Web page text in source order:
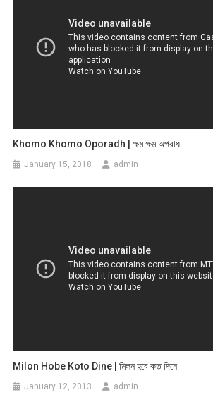
Khomo Khomo Oporadh | ক্ষম ক্ষম অপরাধ
January 15, 2018 admin
Milon Hobe Koto Dine | মিলন হবে কত দিনে
January 12, 2013 admin